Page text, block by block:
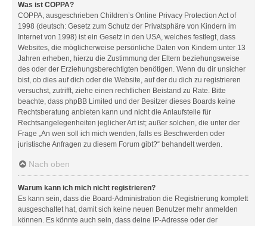
Was ist COPPA?
COPPA, ausgeschrieben Children’s Online Privacy Protection Act of
1998 (deutsch: Gesetz zum Schutz der Privatsphäre von Kindern im
Internet von 1998) ist ein Gesetz in den USA, welches festlegt, dass
Websites, die möglicherweise persönliche Daten von Kindern unter 13
Jahren erheben, hierzu die Zustimmung der Eltern beziehungsweise
des oder der Erziehungsberechtigten benötigen. Wenn du dir unsicher
bist, ob dies auf dich oder die Website, auf der du dich zu registrieren
versuchst, zutrifft, ziehe einen rechtlichen Beistand zu Rate. Bitte
beachte, dass phpBB Limited und der Besitzer dieses Boards keine
Rechtsberatung anbieten kann und nicht die Anlaufstelle für
Rechtsangelegenheiten jeglicher Art ist; außer solchen, die unter der
Frage „An wen soll ich mich wenden, falls es Beschwerden oder
juristische Anfragen zu diesem Forum gibt?“ behandelt werden.
Nach oben
Warum kann ich mich nicht registrieren?
Es kann sein, dass die Board-Administration die Registrierung komplett
ausgeschaltet hat, damit sich keine neuen Benutzer mehr anmelden
können. Es könnte auch sein, dass deine IP-Adresse oder der